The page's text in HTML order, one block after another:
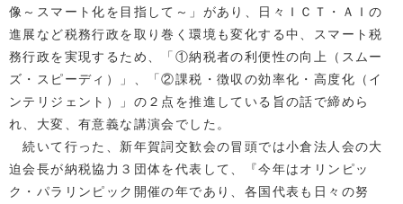
像～スマート化を目指して～」があり、日々ＩＣＴ・ＡＩの
進展など税務行政を取り巻く環境も変化する中、スマート税
務行政を実現するため、「①納税者の利便性の向上（スムー
ズ・スピーディ）」、「②課税・徴収の効率化・高度化（イ
ンテリジェント）」の２点を推進している旨の話で締めら
れ、大変、有意義な講演会でした。
続いて行った、新年賀詞交歓会の冒頭では小倉法人会の大
迫会長が納税協力３団体を代表して、『今年はオリンピッ
ク・パラリンピック開催の年であり、各国代表も日々の努